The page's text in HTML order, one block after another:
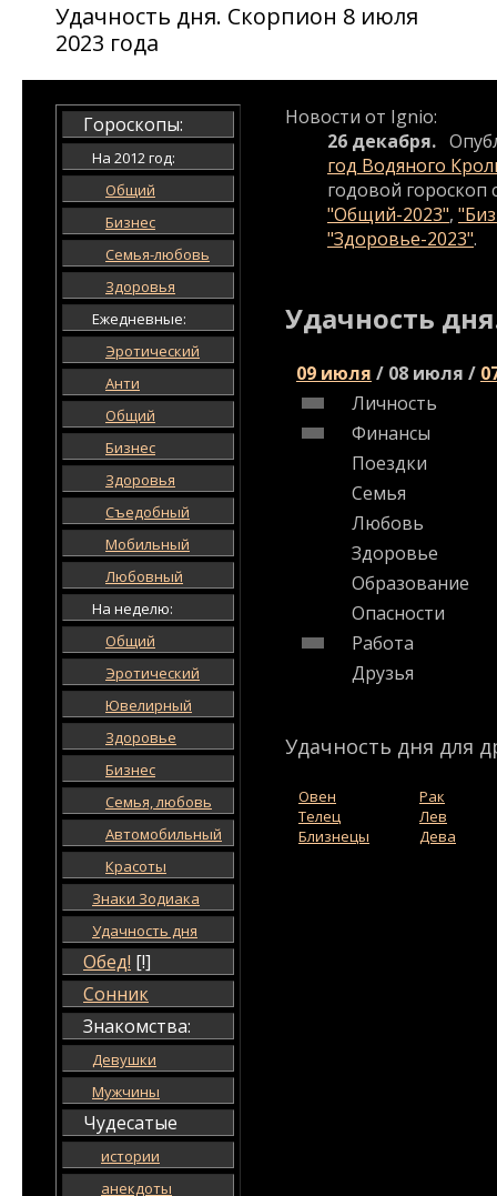
Удачность дня. Скорпион 8 июля
2023 года
Гороскопы:
На 2012 год:
Общий
Бизнес
Семья-любовь
Здоровья
Ежедневные:
Эротический
Анти
Общий
Бизнес
Здоровья
Съедобный
Мобильный
Любовный
На неделю:
Общий
Эротический
Ювелирный
Здоровье
Бизнес
Семья, любовь
Автомобильный
Красоты
Знаки Зодиака
Удачность дня
Обед! [!]
Сонник
Знакомства:
Девушки
Мужчины
Чудесатые
истории
анекдоты
Новости от Ignio:
26 декабря.
год Водяного
годовой гороскоп
"Общий-2023",
"Здоровье-2023".
Удачность
09 июля / 08 июля /
Личность
Финансы
Поездки
Семья
Любовь
Здоровье
Образование
Опасности
Работа
Друзья
Удачность дня для
Овен
Телец
Близнецы
Рак
Лев
Дева